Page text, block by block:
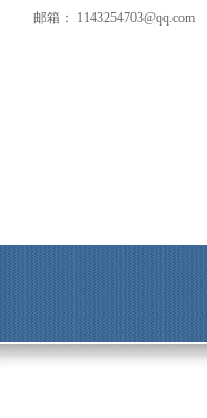
邮箱： 1143254703@qq.com